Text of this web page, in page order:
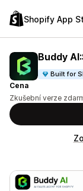
Shopify App
Buddy
Built for
Cena
Zkušební verze